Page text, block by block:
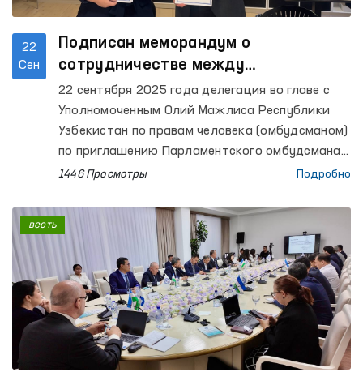
22
Сен
Подписан меморандум о
сотрудничестве между
омбудсманами Узбекистана и Дании
22 сентября 2025 года делегация во главе с
Уполномоченным Олий Мажлиса Республики
Узбекистан по правам человека (омбудсманом)
по приглашению Парламентского омбудсмана
Дании посетила город Копенгаген.
1446 Просмотры Подробно
весть